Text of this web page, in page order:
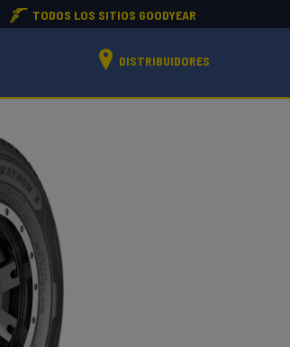
TODOS LOS SITIOS GOODYEAR
DISTRIBUIDORES